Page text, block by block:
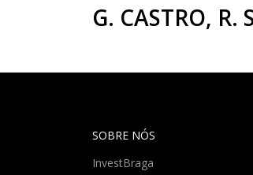
G. CASTRO,
SOBRE NÓS
InvestBraga